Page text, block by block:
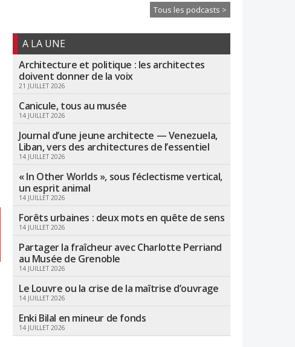
Tous les podcasts >
A LA UNE
Architecture et politique : les architectes
doivent donner de la voix
21 JUILLET 2026
Canicule, tous au musée
14 JUILLET 2026
Journal d’une jeune architecte — Venezuela,
Liban, vers des architectures de l’essentiel
14 JUILLET 2026
« In Other Worlds », sous l’éclectisme vertical,
un esprit animal
14 JUILLET 2026
Forêts urbaines : deux mots en quête de sens
14 JUILLET 2026
Partager la fraîcheur avec Charlotte Perriand
au Musée de Grenoble
14 JUILLET 2026
Le Louvre ou la crise de la maîtrise d’ouvrage
14 JUILLET 2026
Enki Bilal en mineur de fonds
14 JUILLET 2026